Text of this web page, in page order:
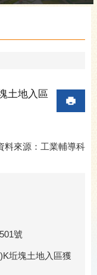
土地入區
料來源：工業輔導科
號
坵塊土地入區獲